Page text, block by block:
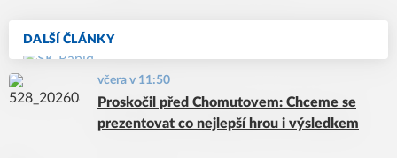
DALŠÍ ČLÁNKY
včera v 11:50
Proskočil před Chomutovem: Chceme se
prezentovat co nejlepší hrou i výsledkem